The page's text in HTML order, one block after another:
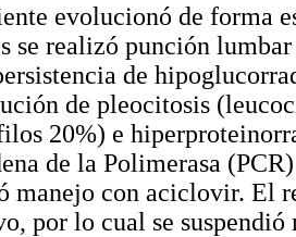
evolucionó de forma
se realizó punción
de
de pleocitosis
20%) e
de la Polimerasa
manejo con aciclovir. El
por lo cual se